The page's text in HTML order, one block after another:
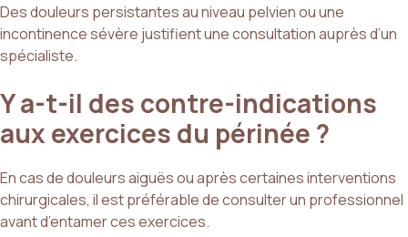
Des douleurs persistantes au niveau pelvien ou une
incontinence sévère justifient une consultation auprès d’un
spécialiste.
Y a-t-il des contre-indications
aux exercices du périnée ?
En cas de douleurs aiguës ou après certaines interventions
chirurgicales, il est préférable de consulter un professionnel
avant d’entamer ces exercices.